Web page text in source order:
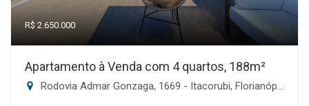
R$ 2.650.000
Apartamento à Venda com 4 quartos, 188m²
Rodovia Admar Gonzaga, 1669 - Itacorubi, Florianópolis-SC